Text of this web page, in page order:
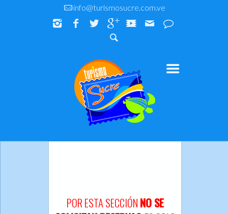
info@turismosucre.com.ve
POR ESTA SECCIÓNNO SE